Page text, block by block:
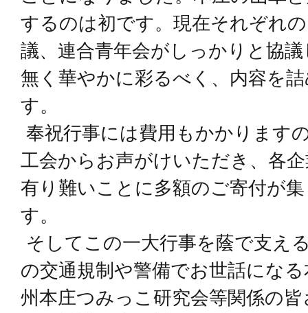
するのは初です。現在それぞれ
議、連合青年会がしっかりと協
無く華やかに彩るべく、内容を
す。
奉祝行事には費用もかかります
工会からお声がけいただき、各
有り難いことに多額のご寄付が
す。
そしてこの一大行事を蔭で支え
の交通規制や警備でお世話にな
州本庄つみっこ研究会等関係の